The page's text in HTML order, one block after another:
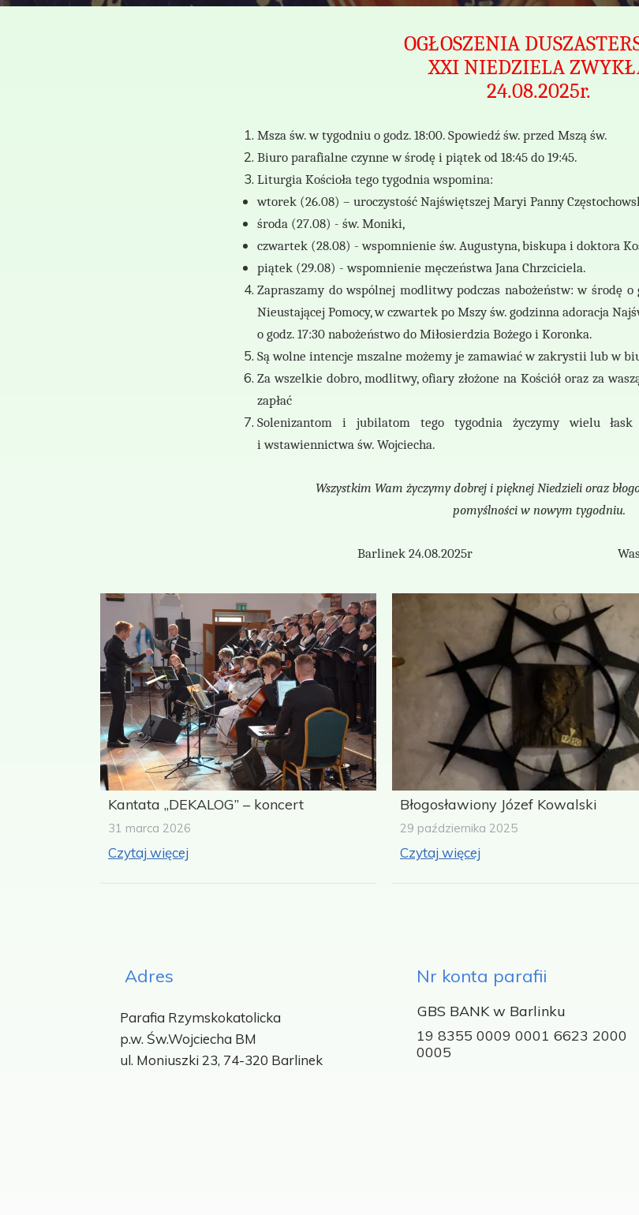
OGŁOSZENIA
XXI NIEDZIELA
24.08.2025r.
Msza św. w tygodniu o godz. 18:00. Spowiedź św. przed Mszą św.
Biuro parafialne czynne w środę i piątek od 18:45 do 19:45.
Liturgia Kościoła tego tygodnia wspomina:
wtorek (26.08) – uroczystość Najświętszej Maryi Panny
środa (27.08) - św. Moniki,
czwartek (28.08) - wspomnienie św. Augustyna, biskupa i doktora
piątek (29.08) - wspomnienie męczeństwa Jana Chrzciciela.
Zapraszamy do wspólnej modlitwy podczas nabożeństw: w środę o
Nieustającej Pomocy, w czwartek po Mszy św. godzinna adoracja
o godz. 17:30 nabożeństwo do Miłosierdzia Bożego i Koronka.
Są wolne intencje mszalne możemy je zamawiać w zakrystii lub w
Za wszelkie dobro, modlitwy, ofiary złożone na Kościół oraz za
zapłać
Solenizantom i jubilatom tego tygodnia życzymy wielu
i wstawiennictwa św. Wojciecha.
Wszystkim Wam życzymy dobrej i pięknej Niedzieli oraz
pomyślności w nowym tygodniu.
Barlinek 24.08.2025r Wasi
Kantata „DEKALOG” – koncert
31 marca 2026
Czytaj więcej
Błogosławiony Józef Kowalski
29 października 2025
Czytaj więcej
Adres
Parafia Rzymskokatolicka
p.w. Św.Wojciecha BM
ul. Moniuszki 23, 74-320 Barlinek
Nr konta parafii
GBS BANK w Barlinku
19 8355 0009 0001 6623 2000
0005